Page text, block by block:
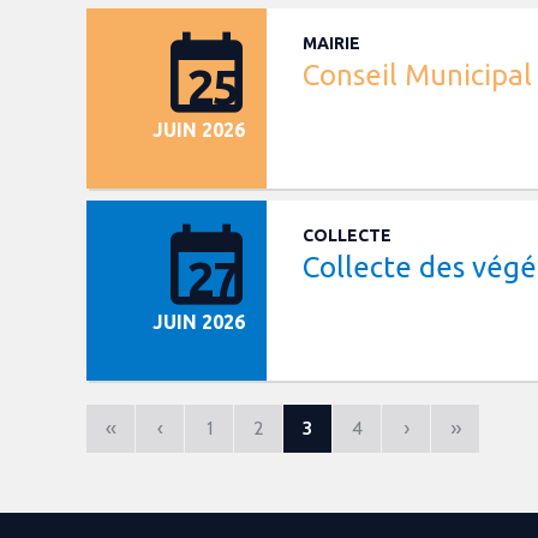
25
JUIN 2026
MAIRIE
Conseil Municipal
27
JUIN 2026
COLLECTE
Collecte des
« ‹ 1 2 3 4 › »